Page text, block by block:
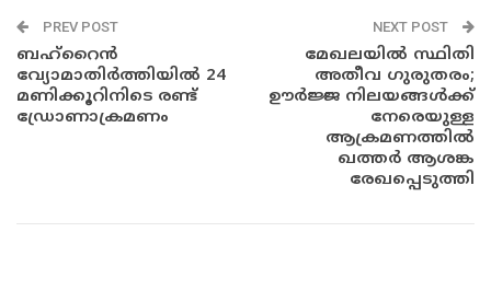
PREV POST
ബഹ്‌റൈൻ
വ്യോമാതിർത്തിയിൽ 24
മണിക്കൂറിനിടെ രണ്ട്
ഡ്രോണാക്രമണം
NEXT POST
മേഖലയിൽ സ്ഥിതി
അതീവ ഗുരുതരം;
ഊർജ്ജ നിലയങ്ങൾക്ക്
നേരെയുള്ള
ആക്രമണത്തിൽ
ഖത്തർ ആശങ്ക
രേഖപ്പെടുത്തി